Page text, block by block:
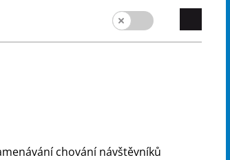
Ø cca 9,5 x 18,2 cm, cena
chování návštěvníků